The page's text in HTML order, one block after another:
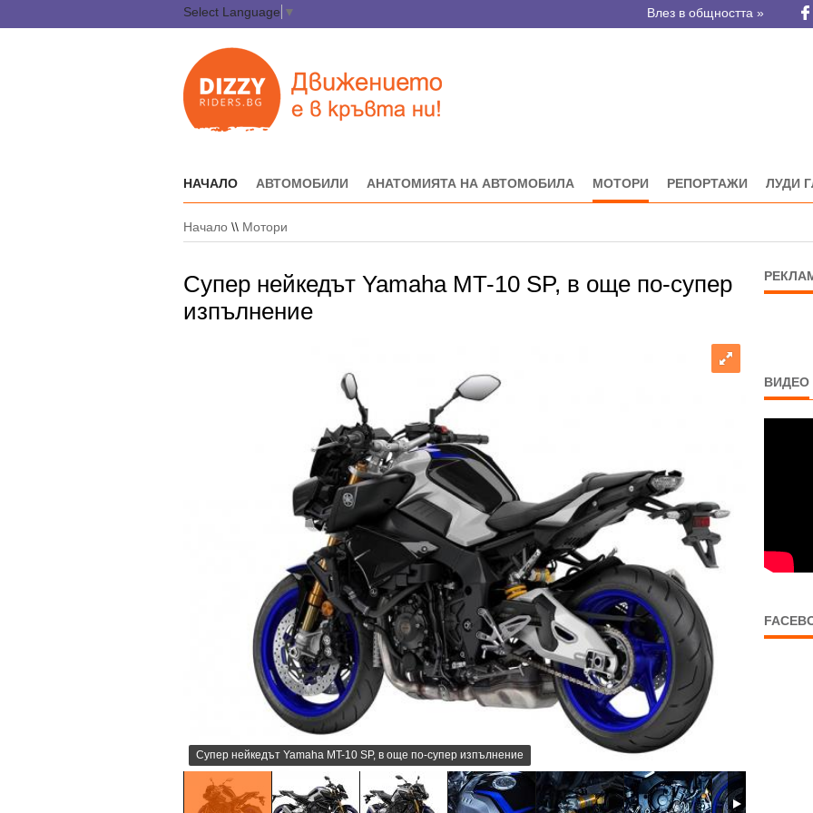
Select Language ▼ Влез в общността »
НАЧАЛО АВТОМОБИЛИ АНАТОМИЯТА НА АВТОМОБИЛА МОТОРИ РЕПОРТАЖИ ЛУДИ
Начало \\ Мотори
Супер нейкедът Yamaha MT-10 SP, в още по-супер
изпълнение
Супер нейкедът Yamaha MT-10 SP, в още по-супер изпълнение
ВИДЕО